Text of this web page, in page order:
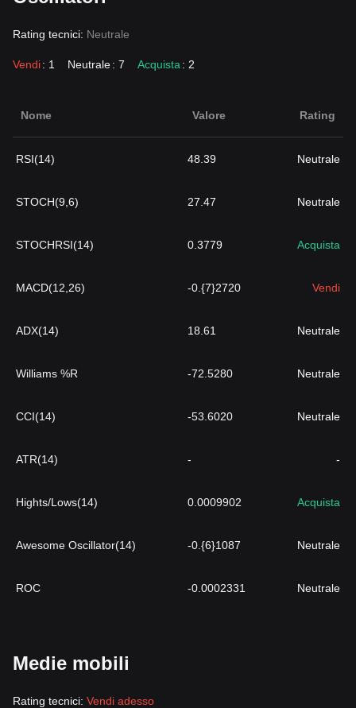
Rating tecnici: Neutrale
Vendi: 1 Neutrale: 7 Acquista : 2
Nome Valore Rating
RSI(14) 48.39 Neutrale
STOCH(9,6) 27.47 Neutrale
STOCHRSI(14) 0.3779 Acquista
MACD(12,26) -0.{7}2720 Vendi
ADX(14) 18.61 Neutrale
Williams %R -72.5280 Neutrale
CCI(14) -53.6020 Neutrale
ATR(14) - -
Hights/Lows(14) 0.0009902 Acquista
Awesome Oscillator(14) -0.{6}1087 Neutrale
ROC -0.0002331 Neutrale
Medie mobili
Rating tecnici: Vendi adesso